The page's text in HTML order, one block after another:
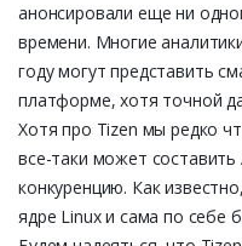
анонсировали еще ни
времени. Многие
году могут представить
платформе, хотя точной
Хотя про Tizen мы редко
все-таки может
конкуренцию. Как
ядре Linux и сама по себе